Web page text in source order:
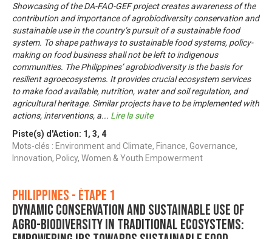
Showcasing of the DA-FAO-GEF project creates awareness of the
contribution and importance of agrobiodiversity conservation and
sustainable use in the country’s pursuit of a sustainable food
system. To shape pathways to sustainable food systems, policy-
making on food business shall not be left to indigenous
communities. The Philippines’ agrobiodiversity is the basis for
resilient agroecosystems. It provides crucial ecosystem services
to make food available, nutrition, water and soil regulation, and
agricultural heritage. Similar projects have to be implemented with
actions, interventions, a... Lire la suite
Piste(s) d'Action: 1 , 3, 4
Mots-clés : Environment and Climate, Finance, Governance,
Innovation, Policy, Women & Youth Empowerment
Philippines - Étape 1
Dynamic Conservation and Sustainable Use of
Agro-Biodiversity in Traditional Ecosystems: